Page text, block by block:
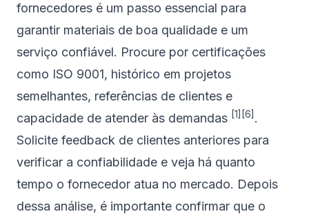
fornecedores é um passo essencial para
garantir materiais de boa qualidade e um
serviço confiável. Procure por certificações
como ISO 9001, histórico em projetos
semelhantes, referências de clientes e
capacidade de atender às demandas [1] [6] .
Solicite feedback de clientes anteriores para
verificar a confiabilidade e veja há quanto
tempo o fornecedor atua no mercado. Depois
dessa análise, é importante confirmar que o